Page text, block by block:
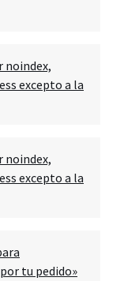
noindex,
excepto a la
noindex,
excepto a la
tu pedido»